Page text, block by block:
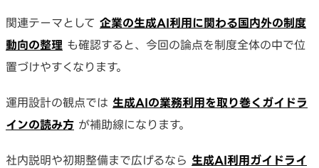
関連テーマとして 企業の生成AI利用に関わる国内外の制度
動向の整理 も確認すると、今回の論点を制度全体の中で位
置づけやすくなります。
運用設計の観点では 生成AIの業務利用を取り巻くガイドラ
インの読み方 が補助線になります。
社内説明や初期整備まで広げるなら 生成AI利用ガイドライ